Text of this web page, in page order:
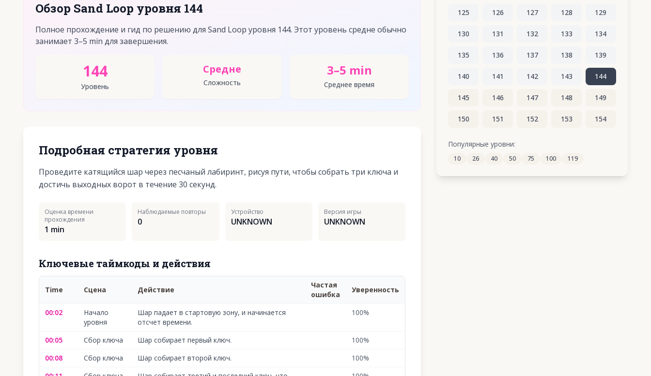
Обзор Sand Loop уровня 144
Полное прохождение и гид по решению для Sand Loop уровня 144. Этот уровень средне обычно
занимает 3–5 min для завершения.
144
Уровень
Средне
Сложность
3–5 min
Среднее время
Подробная стратегия уровня
Проведите катящийся шар через песчаный лабиринт, рисуя пути, чтобы собрать три ключа и
достичь выходных ворот в течение 30 секунд.
Оценка времени
прохождения
1 min
Наблюдаемые повторы
0
Устройство
UNKNOWN
Версия игры
UNKNOWN
Ключевые таймкоды и действия
Time Сцена Действие
Частая
ошибка
Уверенность
00:02
Начало
уровня
Шар падает в стартовую зону, и начинается
отсчет времени.
100%
00:05 Сбор ключа Шар собирает первый ключ. 100%
00:08
Сбор ключа Шар собирает второй ключ. 100%
125
126 127 128 129
130 131 132 133 134
135 136 137 138 139
140 141 142 143 144
145 146 147 148 149
150 151 152 153 154
160 161 162 163
Популярные уровни:
10 26 40 50 75 100 119